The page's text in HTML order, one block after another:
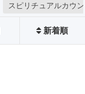
スピリチュアルカウ
新着順